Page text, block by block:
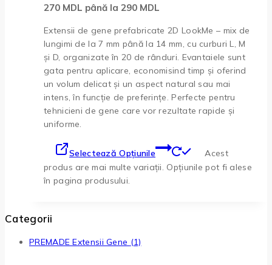
270 MDL până la 290 MDL
Extensii de gene prefabricate 2D LookMe – mix de
lungimi de la 7 mm până la 14 mm, cu curburi L, M
și D, organizate în 20 de rânduri. Evantaiele sunt
gata pentru aplicare, economisind timp și oferind
un volum delicat și un aspect natural sau mai
intens, în funcție de preferințe. Perfecte pentru
tehnicieni de gene care vor rezultate rapide și
uniforme.
Selectează Opțiunile
Acest
produs are mai multe variații. Opțiunile pot fi alese
în pagina produsului.
Categorii
PREMADE Extensii Gene (1)